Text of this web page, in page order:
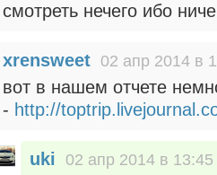
смотреть нечего ибо
xrensweet 02 апр 2014 в
вот в нашем отчете
- http://
uki 02 апр 2014 в 13:45